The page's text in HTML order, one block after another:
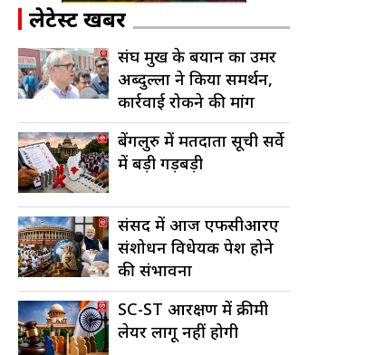
लेटेस्ट खबरें
संघ प्रमुख के बयान का उमर
अब्दुल्ला ने किया समर्थन,
कार्रवाई रोकने की मांग
बेंगलुरु में मतदाता सूची सर्वे
में बड़ी गड़बड़ी
संसद में आज एफसीआरए
संशोधन विधेयक पेश होने
की संभावना
SC-ST आरक्षण में क्रीमी
लेयर लागू नहीं होगी